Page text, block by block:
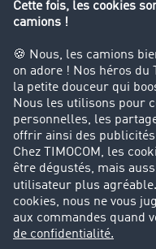
Interdiction de
Entreprise
Parrainage clients
Success Stories
Cadre légal
Mentions légales